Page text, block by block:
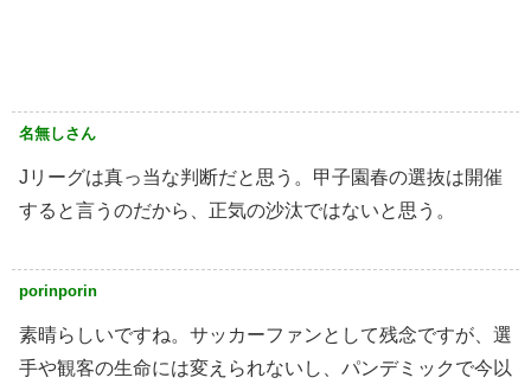
名無しさん
Jリーグは真っ当な判断だと思う。甲子園春の選抜は開催
すると言うのだから、正気の沙汰ではないと思う。
porinporin
素晴らしいですね。サッカーファンとして残念ですが、選
手や観客の生命には変えられないし、パンデミックで今以